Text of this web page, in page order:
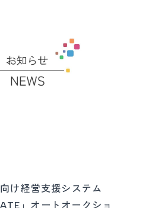
け経営支援システム
」オートオークショ